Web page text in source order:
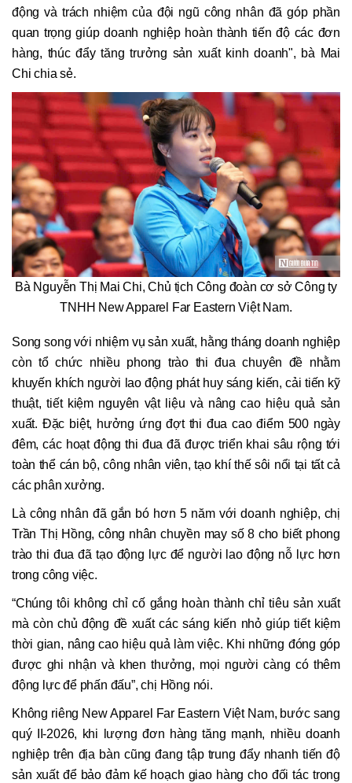
động và trách nhiệm của đội ngũ công nhân đã góp phần
quan trọng giúp doanh nghiệp hoàn thành tiến độ các đơn
hàng, thúc đẩy tăng trưởng sản xuất kinh doanh", bà Mai
Chi chia sẻ.
Bà Nguyễn Thị Mai Chi, Chủ tịch Công đoàn cơ sở Công ty
TNHH New Apparel Far Eastern Việt Nam.
Song song với nhiệm vụ sản xuất, hằng tháng doanh nghiệp
còn tổ chức nhiều phong trào thi đua chuyên đề nhằm
khuyến khích người lao động phát huy sáng kiến, cải tiến kỹ
thuật, tiết kiệm nguyên vật liệu và nâng cao hiệu quả sản
xuất. Đặc biệt, hưởng ứng đợt thi đua cao điểm 500 ngày
đêm, các hoạt động thi đua đã được triển khai sâu rộng tới
toàn thể cán bộ, công nhân viên, tạo khí thế sôi nổi tại tất cả
các phân xưởng.
Là công nhân đã gắn bó hơn 5 năm với doanh nghiệp, chị
Trần Thị Hồng, công nhân chuyền may số 8 cho biết phong
trào thi đua đã tạo động lực để người lao động nỗ lực hơn
trong công việc.
“Chúng tôi không chỉ cố gắng hoàn thành chỉ tiêu sản xuất
mà còn chủ động đề xuất các sáng kiến nhỏ giúp tiết kiệm
thời gian, nâng cao hiệu quả làm việc. Khi những đóng góp
được ghi nhận và khen thưởng, mọi người càng có thêm
động lực để phấn đấu”, chị Hồng nói.
Không riêng New Apparel Far Eastern Việt Nam, bước sang
quý II-2026, khi lượng đơn hàng tăng mạnh, nhiều doanh
nghiệp trên địa bàn cũng đang tập trung đẩy nhanh tiến độ
sản xuất để bảo đảm kế hoạch giao hàng cho đối tác trong